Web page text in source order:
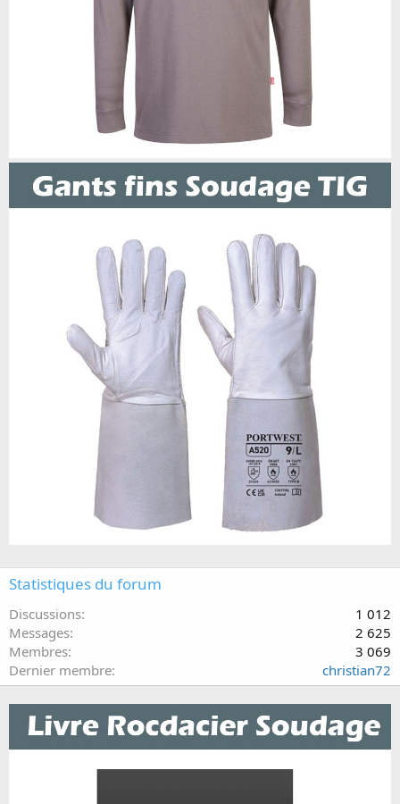
Statistiques du forum
Discussions
1 012
Messages
2 625
Membres
3 069
Dernier membre
christian72